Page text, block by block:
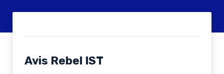
Avis Rebel IST